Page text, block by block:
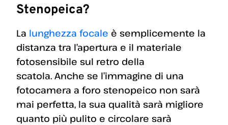
Stenopeica?
La lunghezza focale è semplicemente la
distanza tra l’apertura e il materiale
fotosensibile sul retro della
scatola. Anche se l’immagine di una
fotocamera a foro stenopeico non sarà
mai perfetta, la sua qualità sarà migliore
quanto più pulito e circolare sarà